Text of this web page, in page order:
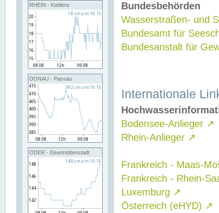
RHEIN - Koblenz
DONAU - Passau
ODER - Eisenhüttenstadt
Bundesbehörden
Wasserstraßen- und
Bundesamt für
Bundesanstalt für
Internationale
Bodensee-Anlieger ↗
Rhein-Anlieger ↗
Frankreich - Maas-
Frankreich - Rhein-
Luxemburg ↗
Österreich (eHYD) ↗